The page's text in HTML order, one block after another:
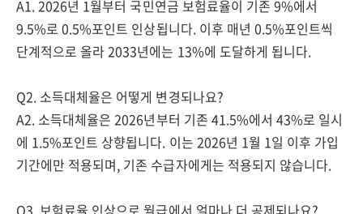
A1. 2026년 1월부터 국민연금 보험료율이 기존 9%에서
9.5%로 0.5%포인트 인상됩니다. 이후 매년 0.5%포인트씩
단계적으로 올라 2033년에는 13%에 도달하게 됩니다.
Q2. 소득대체율은 어떻게 변경되나요?
A2. 소득대체율은 2026년부터 기존 41.5%에서 43%로 일시
에 1.5%포인트 상향됩니다. 이는 2026년 1월 1일 이후 가입
기간에만 적용되며, 기존 수급자에게는 적용되지 않습니다.
Q3. 보험료율 인상으로 월급에서 얼마나 더 공제되나요?